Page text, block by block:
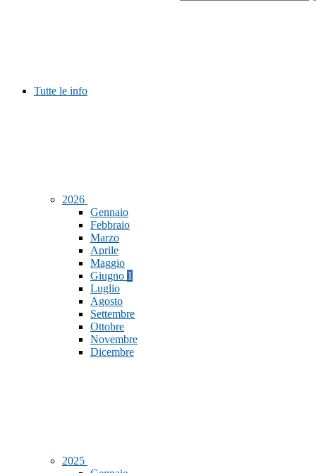
Tutte le info
2026
Gennaio
Febbraio
Marzo
Aprile
Maggio
Giugno 1
Luglio
Agosto
Settembre
Ottobre
Novembre
Dicembre
2025